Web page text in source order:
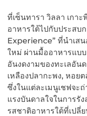
ที่เซ็นทารา วิลลา เกา
อาหารใต้ไปกับประส
Experience” ที่นำเส
ใหม่ ผ่านมื้ออาหารแบ
อันงดงามของทะเลอัน
เหลืองปลากะพง, หอย
ซึ่งในแต่ละเมนูเชฟจะ
แรงบันดาลใจในการรั
รสชาติอาหารใต้ที่เปลี่